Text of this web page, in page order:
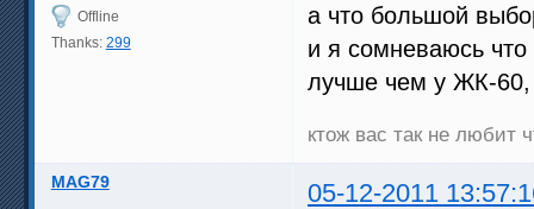
Offline
Thanks: 299
а что большой
и я сомневаюсь
лучше чем у ЖК-60,
ктож вас так не
MAG79 05-12-2011